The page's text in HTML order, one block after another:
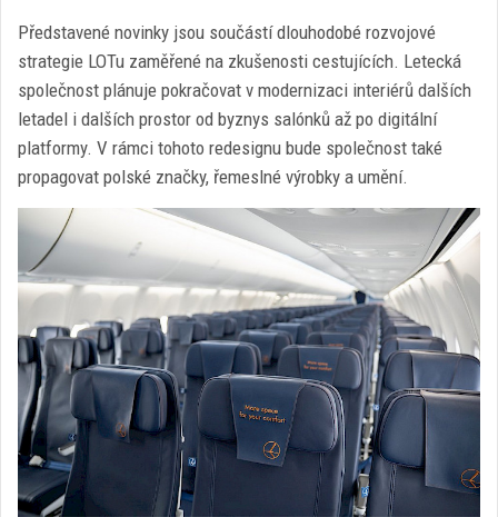
Představené novinky jsou součástí dlouhodobé rozvojové
strategie LOTu zaměřené na zkušenosti cestujících. Letecká
společnost plánuje pokračovat v modernizaci interiérů dalších
letadel i dalších prostor od byznys salónků až po digitální
platformy. V rámci tohoto redesignu bude společnost také
propagovat polské značky, řemeslné výrobky a umění.